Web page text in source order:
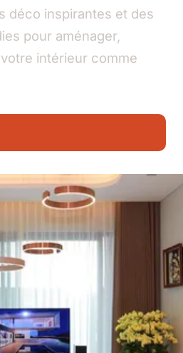
déco inspirantes et des
pour aménager,
intérieur comme